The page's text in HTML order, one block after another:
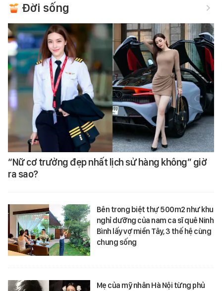
Đời sống
“Nữ cơ trưởng đẹp nhất lịch sử hàng không” giờ
ra sao?
Bên trong biệt thự 500m2 như khu
nghỉ dưỡng của nam ca sĩ quê Ninh
Bình lấy vợ miền Tây, 3 thế hệ cùng
chung sống
Mẹ của mỹ nhân Hà Nội từng phủ